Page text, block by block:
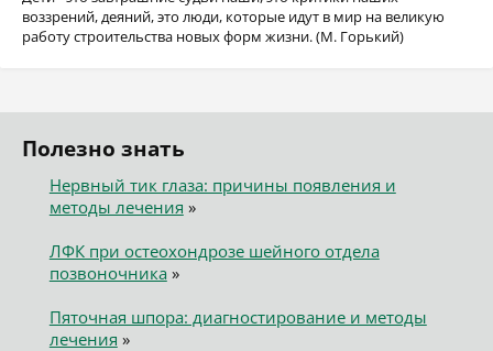
воззрений, деяний, это люди, которые идут в мир на великую
работу строительства новых форм жизни. (М. Горький)
Полезно знать
Нервный тик глаза: причины появления и
методы лечения »
ЛФК при остеохондрозе шейного отдела
позвоночника»
Пяточная шпора: диагностирование и методы
лечения »